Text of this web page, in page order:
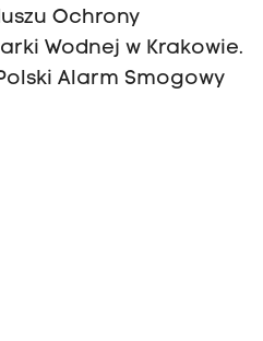
Ochrony
Wodnej w Krakowie.
Alarm Smogowy